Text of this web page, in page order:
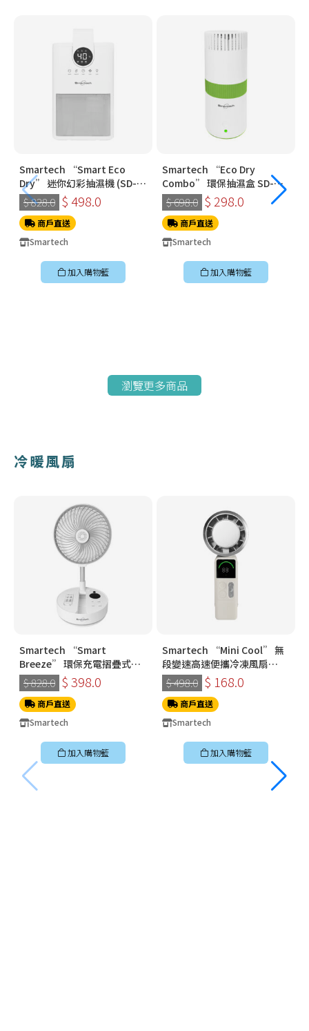
Smartech “Smart Eco
Dry” 迷你幻彩抽濕機 (SD-
1910)
$ 828.0 $ 498.0
商戶直送
Smartech
加入購物籃
Smartech “Eco Dry
Combo” 環保抽濕盒 SD-
3321
$ 698.0 $ 298.0
商戶直送
Smartech
加入購物籃
瀏覽更多商品
冷暖風扇
Smartech “Smart
Breeze” 環保充電摺疊式伸
縮搖擺風扇 SF8918
$ 828.0 $ 398.0
商戶直送
Smartech
加入購物籃
Smartech “Mini Cool” 無
段變速高速便攜冷凍風扇
SG3718
$ 498.0 $ 168.0
商戶直送
Smartech
加入購物籃